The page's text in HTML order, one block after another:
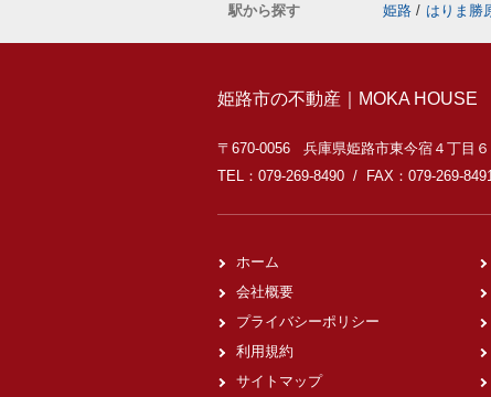
駅から探す
姫路 / はりま勝
姫路市の不動産｜MOKA HOUSE
〒670-0056 兵庫県姫路市東今宿４丁目
TEL：079-269-8490 / FAX：079-269-
ホーム
会社概要
プライバシーポリシー
利用規約
サイトマップ